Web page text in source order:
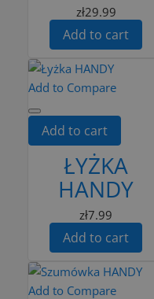
zł29.99
Add to cart
Add to Compare
Add to cart
ŁYŻKA
HANDY
zł7.99
Add to cart
Add to Compare